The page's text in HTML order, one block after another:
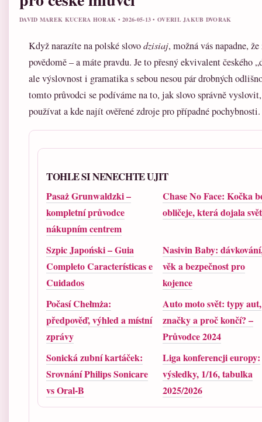
DAVID MAREK KUCERA HORAK • 2026-05-13 • OVERIL JAKUB DVORAK
Když narazíte na polské slovodzisiaj, možná vás napadne,
povědomě – a máte pravdu. Je to přesný ekvivalent českého
ale výslovnost i gramatika s sebou nesou pár drobných
tomto průvodci se podíváme na to, jak slovo správně vyslovit,
používat a kde najít ověřené zdroje pro případné pochybnosti.
TOHLE SI NENECHTE UJIT
Pasaż Grunwaldzki –
kompletní průvodce
nákupním centrem
Chase No Face: Kočka
obličeje, která dojala svět
Szpic Japoński – Guia
Completo Características e
Cuidados
Nasivin Baby:
věk a bezpečnost pro
kojence
Počasí Chełmża:
předpověď, výhled a místní
zprávy
Auto moto svět: typy aut,
značky a proč končí? –
Průvodce 2024
Sonická zubní kartáček:
Srovnání Philips Sonicare
vs Oral-B
Liga konferencji europy:
výsledky, 1/16, tabulka
2025/2026